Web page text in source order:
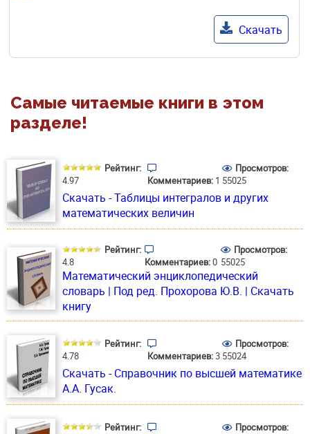
Скачать
Самые читаемые книги в этом
разделе!
Рейтинг:
4.97
Комментариев: 1
Просмотров:
55025
Скачать - Таблицы интегралов и других
математических величин
Рейтинг:
4.8
Комментариев:0
Просмотров:
55025
Математический энциклопедический
словарь | Под ред. Прохорова Ю.В. | Скачать
книгу
Рейтинг:
4.78
Комментариев:3
Просмотров:
55024
Скачать - Справочник по высшей математике
А.А. Гусак.
Рейтинг:
Просмотров: